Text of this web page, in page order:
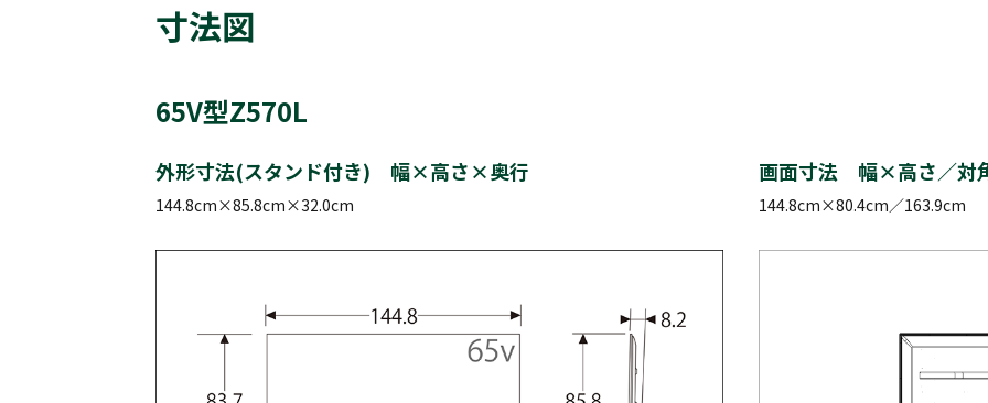
寸法図
65V型Z570L
外形寸法(スタンド付き) 幅×高さ×奥行
144.8cm×85.8cm×32.0cm
画面寸法 幅×高さ／対
144.8cm×80.4cm／163.9cm